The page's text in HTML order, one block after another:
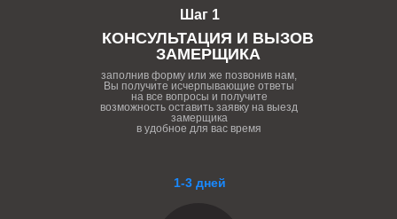
1-3 дней
Шаг 1
КОНСУЛЬТАЦИЯ И ВЫЗОВ
ЗАМЕРЩИКА
заполнив форму или же позвонив нам,
Вы получите исчерпывающие ответы
на все вопросы и получите
возможность оставить заявку на выезд
замерщика
в удобное для вас время